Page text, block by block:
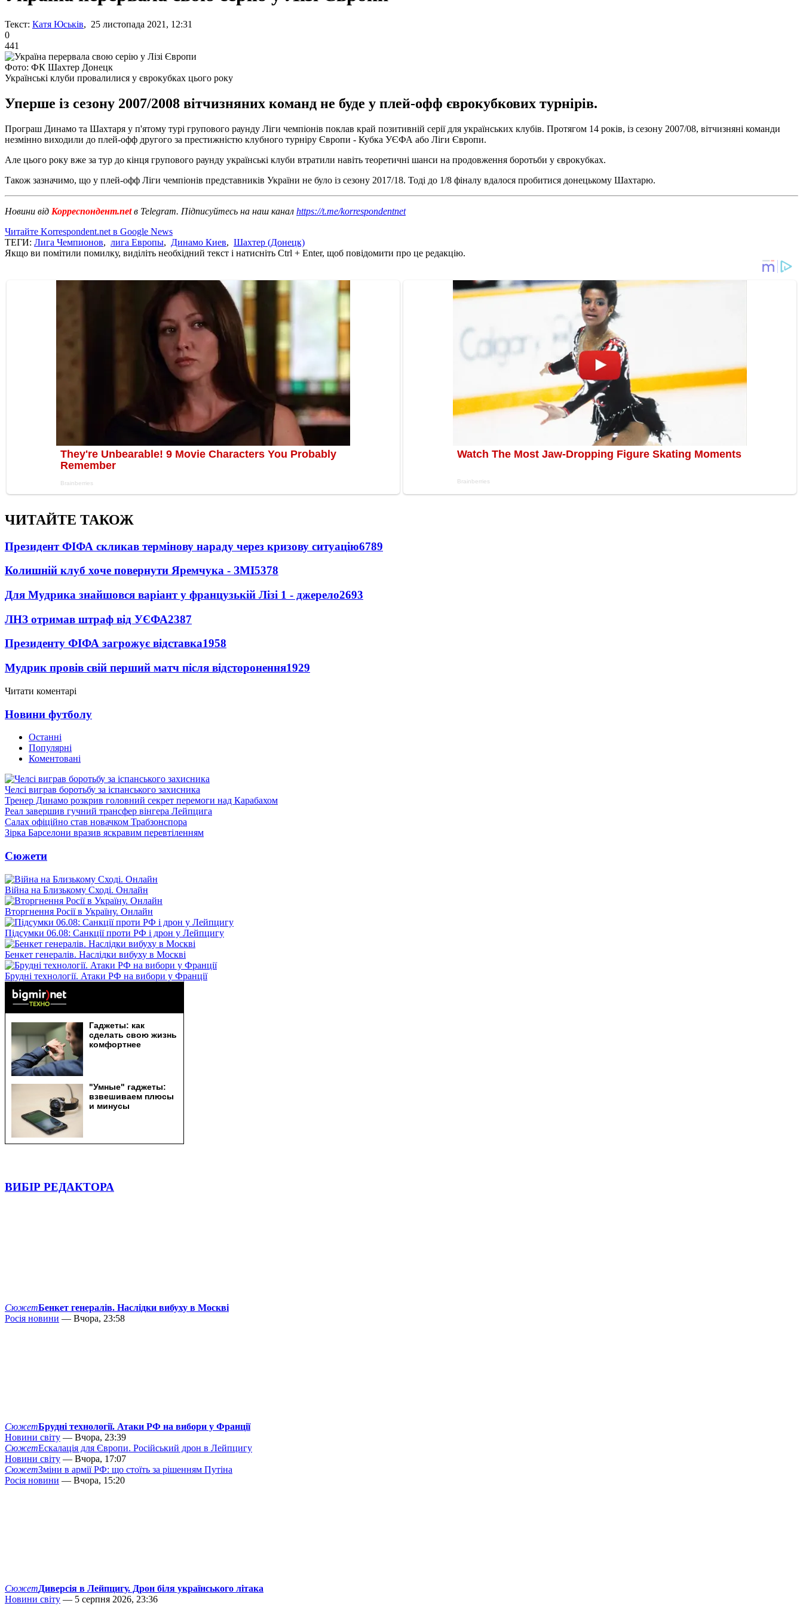
Текст: Катя Юськів, 25 листопада 2021, 12:31
0
441
Фото: ФК Шахтер Донецк
Українські клуби провалилися у єврокубках цього року
Уперше із сезону 2007/2008 вітчизняних команд не буде у плей-офф єврокубкових турнірів.
Програш Динамо та Шахтаря у п'ятому турі групового раунду Ліги чемпіонів поклав край позитивній серії для українських клубів. Протягом 14 років, із сезону 2007/08, вітчизняні команди
незмінно виходили до плей-офф другого за престижністю клубного турніру Європи - Кубка УЄФА або Ліги Європи.
Але цього року вже за тур до кінця групового раунду українські клуби втратили навіть теоретичні шанси на продовження боротьби у єврокубках.
Також зазначимо, що у плей-офф Ліги чемпіонів представників України не було із сезону 2017/18. Тоді до 1/8 фіналу вдалося пробитися донецькому Шахтарю.
Новини від Корреспондент.netв Telegram. Підписуйтесь на наш канал https://t.me/korrespondentnet
Читайте Korrespondent.net в Google News
ТЕГИ: Лига Чемпионов, лига Европы, Динамо Киев, Шахтер (Донецк)
Якщо ви помітили помилку, виділіть необхідний текст і натисніть Ctrl + Enter, щоб повідомити про це редакцію.
ЧИТАЙТЕ ТАКОЖ
Президент ФІФА скликав термінову нараду через кризову ситуацію6789
Колишній клуб хоче повернути Яремчука - ЗМІ5378
Для Мудрика знайшовся варіант у французькій Лізі 1 - джерело2693
ЛНЗ отримав штраф від УЄФА2387
Президенту ФІФА загрожує відставка1958
Мудрик провів свій перший матч після відсторонення1929
Читати коментарі
Новини футболу
Останні
Популярні
Коментовані
Челсі виграв боротьбу за іспанського захисника
Тренер Динамо розкрив головний секрет перемоги над Карабахом
Реал завершив гучний трансфер вінгера Лейпцига
Салах офіційно став новачком Трабзонспора
Зірка Барселони вразив яскравим перевтіленням
Сюжети
Війна на Близькому Сході. Онлайн
Вторгнення Росії в Україну. Онлайн
Підсумки 06.08: Санкції проти РФ і дрон у Лейпцигу
Бенкет генералів. Наслідки вибуху в Москві
Брудні технології. Атаки РФ на вибори у Франції
ВИБІР РЕДАКТОРА
СюжетБенкет генералів. Наслідки вибуху в Москві
Росія новини — Вчора, 23:58
СюжетБрудні технології. Атаки РФ на вибори у Франції
Новини світу — Вчора, 23:39
СюжетЕскалація для Європи. Російський дрон в Лейпцигу
Новини світу — Вчора, 17:07
СюжетЗміни в армії РФ: що стоїть за рішенням Путіна
Росія новини — Вчора, 15:20
СюжетДиверсія в Лейпцигу. Дрон біля українського літака
Новини світу — 5 серпня 2026, 23:36